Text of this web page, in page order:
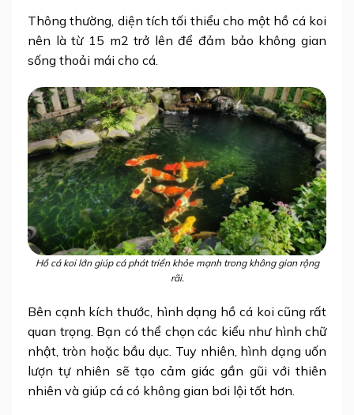
Thông thường, diện tích tối thiểu cho một hồ cá koi
nên là từ 15 m2 trở lên để đảm bảo không gian
sống thoải mái cho cá.
Hồ cá koi lớn giúp cá phát triển khỏe mạnh trong không gian rộng
rãi.
Bên cạnh kích thước, hình dạng hồ cá koi cũng rất
quan trọng. Bạn có thể chọn các kiểu như hình chữ
nhật, tròn hoặc bầu dục. Tuy nhiên, hình dạng uốn
lượn tự nhiên sẽ tạo cảm giác gần gũi với thiên
nhiên và giúp cá có không gian bơi lội tốt hơn.